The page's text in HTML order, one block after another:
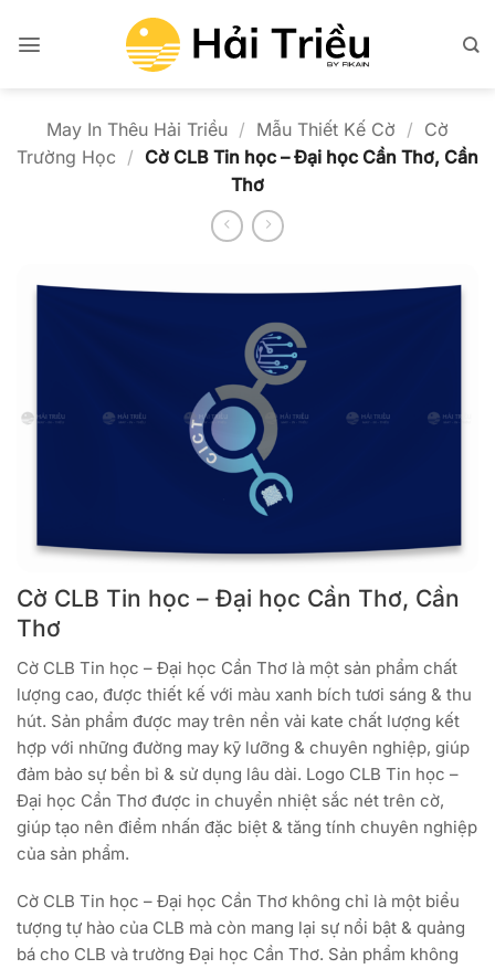
qua
May In Thêu Hải Triều / Mẫu Thiết Kế Cờ / Cờ
Trường Học / Cờ CLB Tin học – Đại học Cần Thơ, Cần
Thơ
Cờ CLB Tin học – Đại học Cần Thơ, Cần
Thơ
Cờ CLB Tin học – Đại học Cần Thơ là một sản phẩm chất
lượng cao, được thiết kế với màu xanh bích tươi sáng & thu
hút. Sản phẩm được may trên nền vải kate chất lượng kết
hợp với những đường may kỹ lưỡng & chuyên nghiệp, giúp
đảm bảo sự bền bỉ & sử dụng lâu dài. Logo CLB Tin học –
Đại học Cần Thơ được in chuyển nhiệt sắc nét trên cờ,
giúp tạo nên điểm nhấn đặc biệt & tăng tính chuyên nghiệp
của sản phẩm.
Cờ CLB Tin học – Đại học Cần Thơ không chỉ là một biểu
tượng tự hào của CLB mà còn mang lại sự nổi bật & quảng
bá cho CLB và trường Đại học Cần Thơ. Sản phẩm không